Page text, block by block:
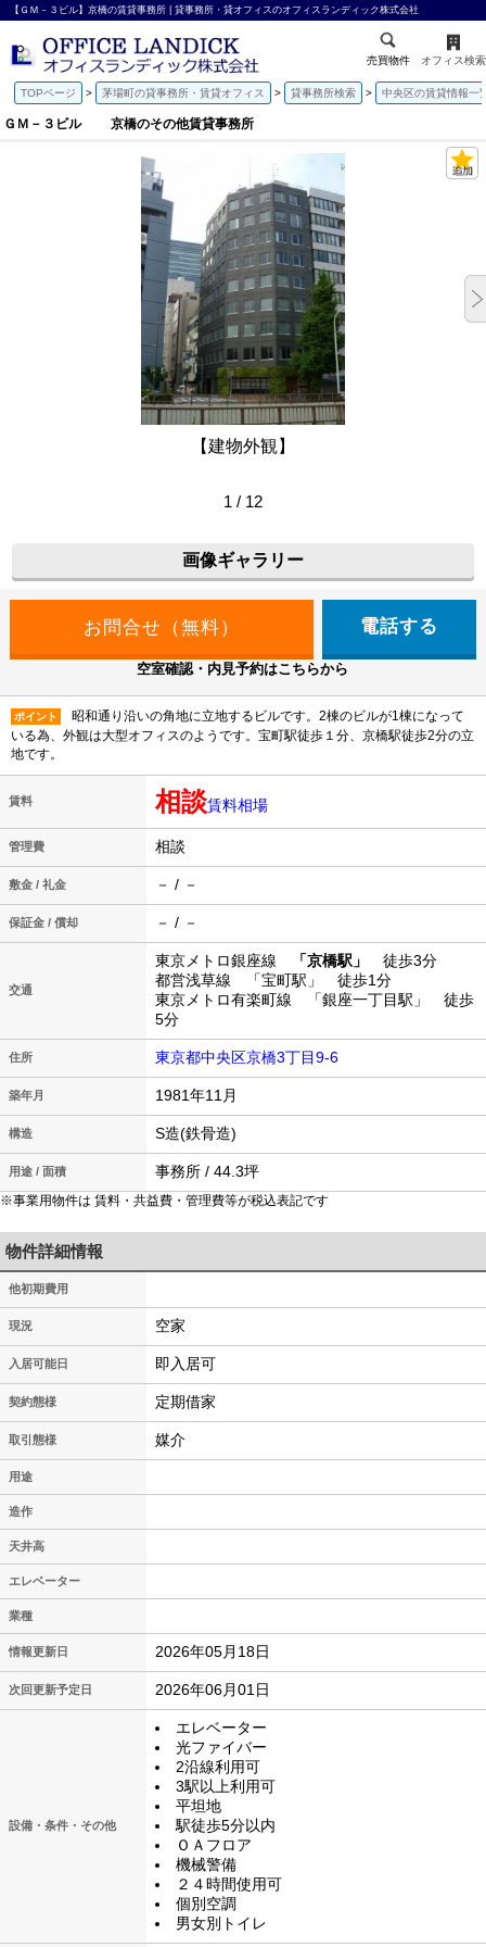
【ＧＭ－３ビル】京橋の賃貸事務所 | 貸事務所・貸オフィスのオフィスランディック株式会社
売買物件 オフィス検索
TOPページ 茅場町の貸事務所・賃貸オフィス 貸事務所検索 中央区の賃貸情報一
ＧＭ－３ビル 京橋のその他賃貸事務所
【建物外観】
1 / 12
画像ギャラリー
電話する
空室確認・内見予約はこちらから
ポイント
昭和通り沿いの角地に立地するビルです。2棟のビルが1棟になって
いる為、外観は大型オフィスのようです。宝町駅徒歩１分、京橋駅徒歩2分の立
地です。
賃料 相談賃料相場
管理費 相談
敷金 / 礼金 － / －
保証金 / 償却 － / －
交通
東京メトロ銀座線 「京橋駅」
徒歩3分
都営浅草線 「宝町駅」 徒歩1分
東京メトロ有楽町線 「銀座一丁目駅」 徒歩
5分
住所 東京都中央区京橋3丁目9-6
築年月 1981年11月
構造 S造(鉄骨造)
用途 / 面積 事務所 / 44.3坪
※事業用物件は 賃料・共益費・管理費等が税込表記です
物件詳細情報
他初期費用
現況 空家
入居可能日 即入居可
契約態様 定期借家
取引態様 媒介
用途
造作
天井高
エレベーター
業種
情報更新日 2026年05月18日
次回更新予定日 2026年06月01日
設備・条件・その他
エレベーター
光ファイバー
2沿線利用可
3駅以上利用可
平坦地
駅徒歩5分以内
ＯＡフロア
機械警備
２４時間使用可
個別空調
男女別トイレ